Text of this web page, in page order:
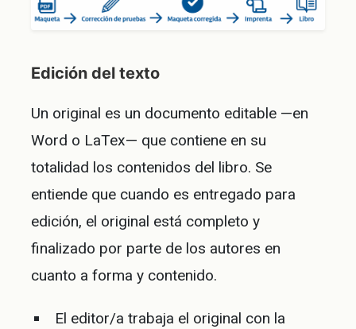
Edición del texto
Un original es un documento editable —en
Word o LaTex— que contiene en su
totalidad los contenidos del libro. Se
entiende que cuando es entregado para
edición, el original está completo y
finalizado por parte de los autores en
cuanto a forma y contenido.
El editor/a trabaja el original con la